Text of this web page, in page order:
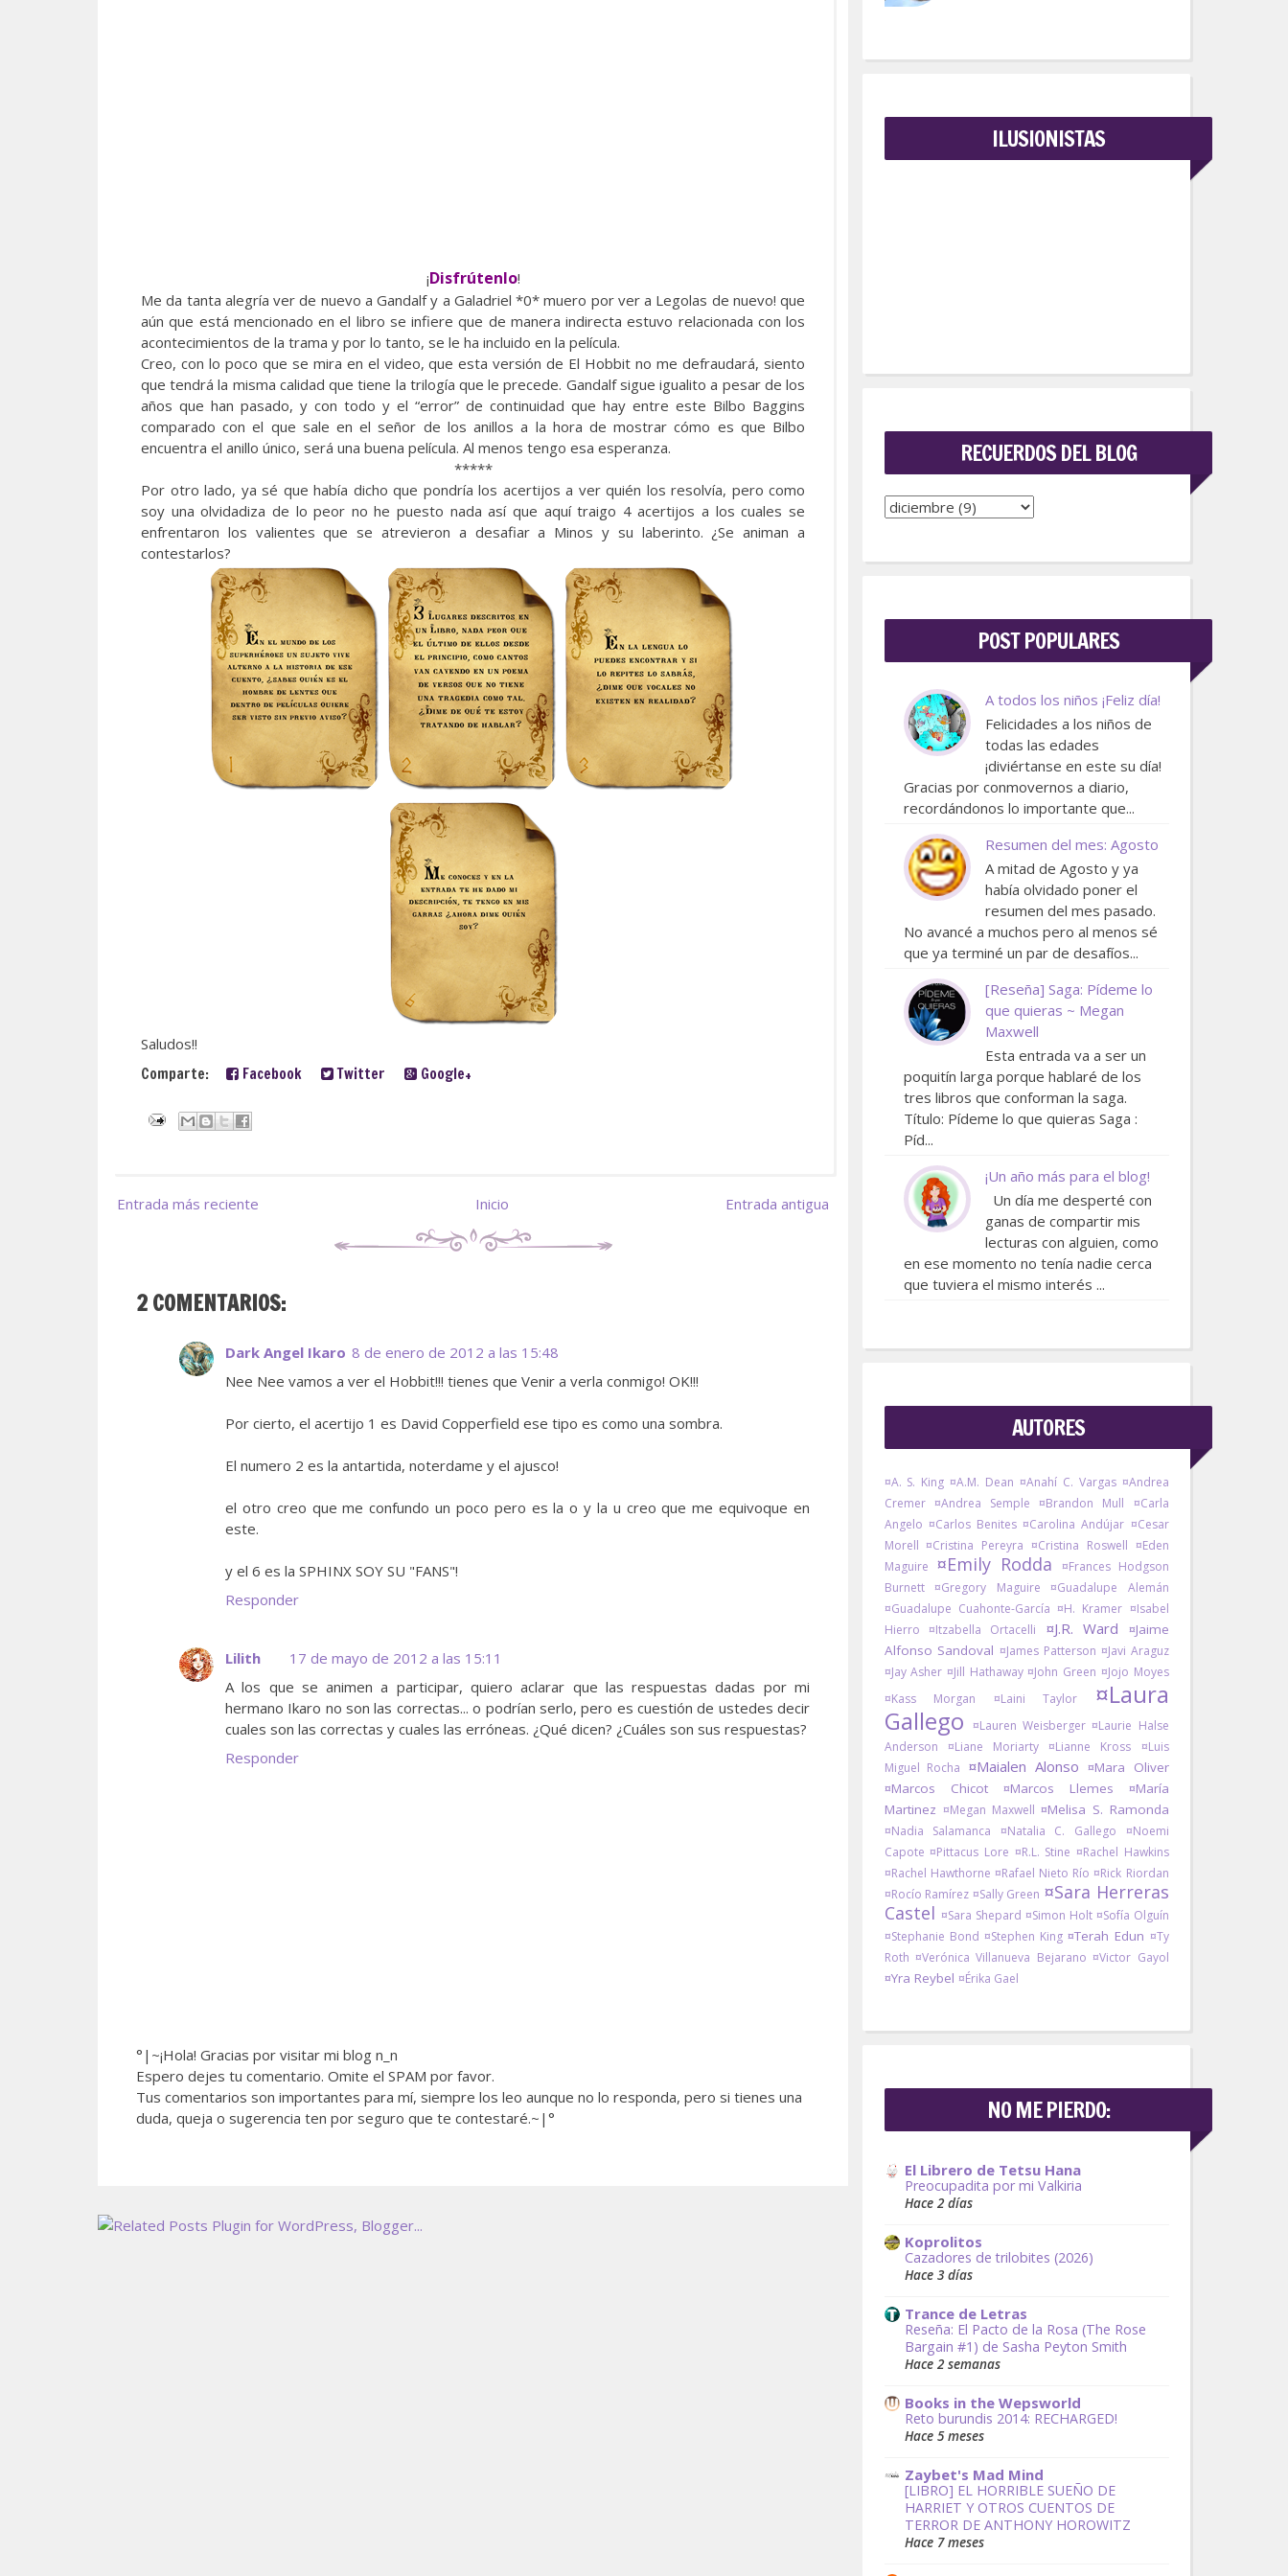
¡Disfrútenlo!
Me da tanta alegría ver de nuevo a Gandalf y a Galadriel *0* muero por ver a Legolas de nuevo! que
aún que está mencionado en el libro se infiere que de manera indirecta estuvo relacionada con los
acontecimientos de la trama y por lo tanto, se le ha incluido en la película.
Creo, con lo poco que se mira en el video, que esta versión de El Hobbit no me defraudará, siento
que tendrá la misma calidad que tiene la trilogía que le precede. Gandalf sigue igualito a pesar de los
años que han pasado, y con todo y el “error” de continuidad que hay entre este Bilbo Baggins
comparado con el que sale en el señor de los anillos a la hora de mostrar cómo es que Bilbo
encuentra el anillo único, será una buena película. Al menos tengo esa esperanza.
*****
Por otro lado, ya sé que había dicho que pondría los acertijos a ver quién los resolvía, pero como
soy una olvidadiza de lo peor no he puesto nada así que aquí traigo 4 acertijos a los cuales se
enfrentaron los valientes que se atrevieron a desafiar a Minos y su laberinto. ¿Se animan a
contestarlos?
Saludos!!
Comparte: Facebook Twitter Google+
Entrada más reciente Entrada antigua
Inicio
2 COMENTARIOS:
Dark Angel Ikaro 8 de enero de 2012 a las 15:48
Nee Nee vamos a ver el Hobbit!!! tienes que Venir a verla conmigo! OK!!!
Por cierto, el acertijo 1 es David Copperfield ese tipo es como una sombra.
El numero 2 es la antartida, noterdame y el ajusco!
el otro creo que me confundo un poco pero es la o y la u creo que me equivoque en
este.
y el 6 es la SPHINX SOY SU "FANS"!
Responder
Lilith
17 de mayo de 2012 a las 15:11
A los que se animen a participar, quiero aclarar que las respuestas dadas por mi
hermano Ikaro no son las correctas... o podrían serlo, pero es cuestión de ustedes decir
cuales son las correctas y cuales las erróneas. ¿Qué dicen? ¿Cuáles son sus respuestas?
Responder
°|~¡Hola! Gracias por visitar mi blog n_n
Espero dejes tu comentario. Omite el SPAM por favor.
Tus comentarios son importantes para mí, siempre los leo aunque no lo responda, pero si tienes una
duda, queja o sugerencia ten por seguro que te contestaré.~|°
ILUSIONISTAS
RECUERDOS DEL BLOG
POST POPULARES
A todos los niños ¡Feliz día!
Felicidades a los niños de
todas las edades
¡diviértanse en este su día!
Gracias por conmovernos a diario,
recordándonos lo importante que...
Resumen del mes: Agosto
A mitad de Agosto y ya
había olvidado poner el
resumen del mes pasado.
No avancé a muchos pero al menos sé
que ya terminé un par de desafíos...
[Reseña] Saga: Pídeme lo
que quieras ~ Megan
Maxwell
Esta entrada va a ser un
poquitín larga porque hablaré de los
tres libros que conforman la saga.
Título: Pídeme lo que quieras Saga :
Píd...
¡Un año más para el blog!
Un día me desperté con
ganas de compartir mis
lecturas con alguien, como
en ese momento no tenía nadie cerca
que tuviera el mismo interés ...
AUTORES
¤A. S. King ¤A.M. Dean ¤Anahí C. Vargas ¤Andrea
Cremer
¤Andrea Semple ¤Brandon Mull
¤Carla
Angelo ¤Carlos Benites ¤Carolina Andújar ¤Cesar
Morell ¤Cristina Pereyra ¤Cristina Roswell ¤Eden
Maguire ¤Emily Rodda
¤Frances Hodgson
Burnett
¤Gregory Maguire
¤Guadalupe Alemán
¤Guadalupe Cuahonte-García ¤H. Kramer ¤Isabel
Hierro
¤Itzabella Ortacelli ¤J.R. Ward
¤Jaime
Alfonso Sandoval ¤James Patterson ¤Javi Araguz
¤Jay Asher ¤Jill Hathaway ¤John Green ¤Jojo Moyes
¤Kass Morgan
¤Laini Taylor
¤Laura
Gallego
¤Lauren Weisberger ¤Laurie Halse
Anderson
¤Liane Moriarty ¤Lianne Kross
¤Luis
Miguel Rocha ¤Maialen Alonso ¤Mara Oliver
¤Marcos Chicot
¤Marcos Llemes
¤María
Martinez ¤Megan Maxwell ¤Melisa S. Ramonda
¤Nadia Salamanca ¤Natalia C. Gallego
¤Noemi
Capote ¤Pittacus Lore ¤R.L. Stine ¤Rachel Hawkins
¤Rachel Hawthorne ¤Rafael Nieto Río ¤Rick Riordan
¤Rocío Ramírez ¤Sally Green ¤Sara Herreras
Castel ¤Sara Shepard ¤Simon Holt ¤Sofía Olguín
¤Stephanie Bond ¤Stephen King ¤Terah Edun ¤Ty
Roth ¤Verónica Villanueva Bejarano ¤Victor Gayol
¤Yra Reybel ¤Érika Gael
NO ME PIERDO:
El Librero de Tetsu Hana
Preocupadita por mi Valkiria
Hace 2 días
Koprolitos
Cazadores de trilobites (2026)
Hace 3 días
Trance de Letras
Reseña: El Pacto de la Rosa (The Rose
Bargain #1) de Sasha Peyton Smith
Hace 2 semanas
Books in the Wepsworld
Reto burundis 2014: RECHARGED!
Hace 5 meses
Zaybet's Mad Mind
[LIBRO] EL HORRIBLE SUEÑO DE
HARRIET Y OTROS CUENTOS DE
TERROR DE ANTHONY HOROWITZ
Hace 7 meses